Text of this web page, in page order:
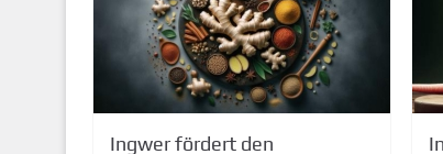
Ingwer fördert den